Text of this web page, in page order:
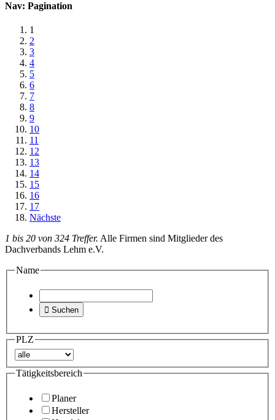
Nav: Pagination
1
2
3
4
5
6
7
8
9
10
11
12
13
14
15
16
17
Nächste
1 bis 20 von 324 Treffer. Alle Firmen sind Mitglieder des
Dachverbands Lehm e.V.
Name
 Suchen
PLZ
Tätigkeitsbereich
Planer
Hersteller